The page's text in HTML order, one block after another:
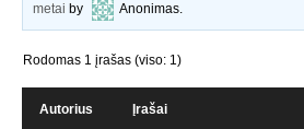
metai by Anonimas.
Rodomas 1 įrašas (viso: 1)
Autorius Įrašai